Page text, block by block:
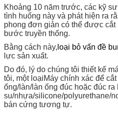
Khoảng 10 năm trước, các kỹ
tình huống này và phát hiện ra
phong đơn giản có thể được cắt
bước truyền thống.
Bằng cách này, loại bỏ vấn đề
lực sản xuất.
Do đó, lý do chúng tôi thiết kế
tôi, một loạiMáy chính xác để
ống/làn/làn ống đúc hoặc đúc ra
su/nhựa/silicone/polyurethane/
bán cứng tương tự.